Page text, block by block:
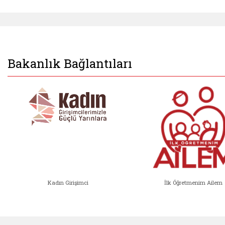
Bakanlık Bağlantıları
Kadın Girişimci İlk Öğretmenim Ailem